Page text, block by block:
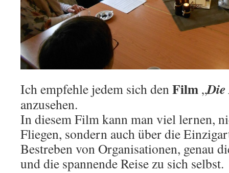
Ich empfehle jedem sich denFilm „Die
anzusehen.
In diesem Film kann man viel lernen,
Fliegen, sondern auch über die
Bestreben von Organisationen, genau
und die spannende Reise zu sich selbst.